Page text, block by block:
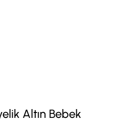
Altın Bebek